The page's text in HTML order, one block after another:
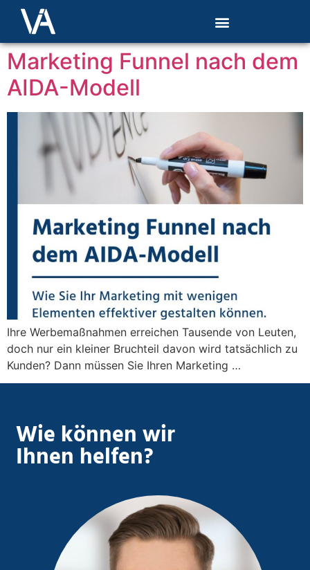
Marketing Funnel nach dem
AIDA-Modell
Ihre Werbemaßnahmen erreichen Tausende von Leuten,
doch nur ein kleiner Bruchteil davon wird tatsächlich zu
Kunden? Dann müssen Sie Ihren Marketing …
Wie können wir
Ihnen helfen?